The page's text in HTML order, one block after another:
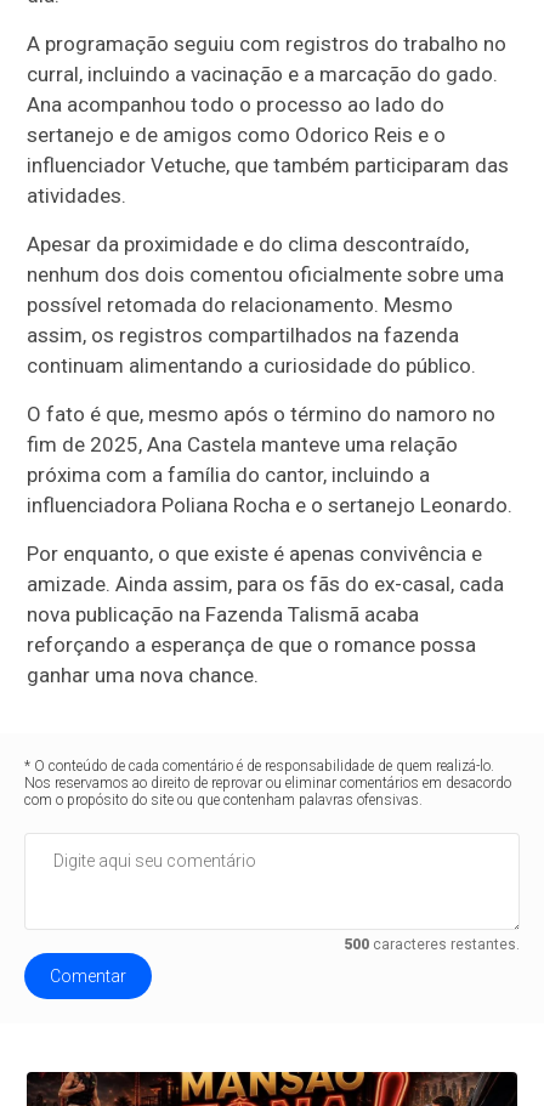
A programação seguiu com registros do trabalho no
curral, incluindo a vacinação e a marcação do gado.
Ana acompanhou todo o processo ao lado do
sertanejo e de amigos como Odorico Reis e o
influenciador Vetuche, que também participaram das
atividades.
Apesar da proximidade e do clima descontraído,
nenhum dos dois comentou oficialmente sobre uma
possível retomada do relacionamento. Mesmo
assim, os registros compartilhados na fazenda
continuam alimentando a curiosidade do público.
O fato é que, mesmo após o término do namoro no
fim de 2025, Ana Castela manteve uma relação
próxima com a família do cantor, incluindo a
influenciadora Poliana Rocha e o sertanejo Leonardo.
Por enquanto, o que existe é apenas convivência e
amizade. Ainda assim, para os fãs do ex-casal, cada
nova publicação na Fazenda Talismã acaba
reforçando a esperança de que o romance possa
ganhar uma nova chance.
* O conteúdo de cada comentário é de responsabilidade de quem realizá-lo.
Nos reservamos ao direito de reprovar ou eliminar comentários em desacordo
com o propósito do site ou que contenham palavras ofensivas.
500caracteres restantes.
Comentar